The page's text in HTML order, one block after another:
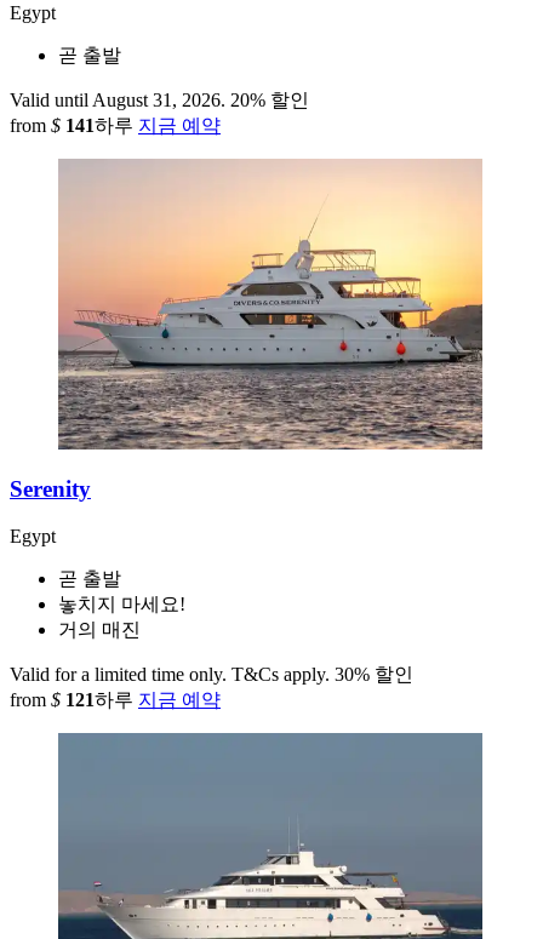
Egypt
곧 출발
Valid until August 31, 2026. 20% 할인
from $ 141하루 지금 예약
Serenity
Egypt
곧 출발
놓치지 마세요!
거의 매진
Valid for a limited time only. T&Cs apply. 30% 할인
from $ 121하루 지금 예약